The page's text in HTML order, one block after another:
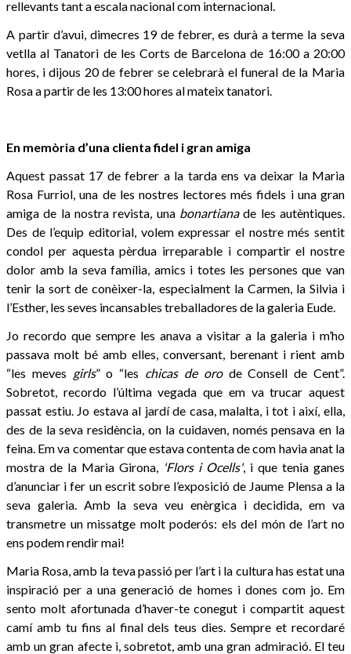
rellevants tant a escala nacional com internacional.
A partir d’avui, dimecres 19 de febrer, es durà a terme la seva
vetlla al Tanatori de les Corts de Barcelona de 16:00 a 20:00
hores, i dijous 20 de febrer se celebrarà el funeral de la Maria
Rosa a partir de les 13:00 hores al mateix tanatori.
En memòria d’una clienta fidel i gran amiga
Aquest passat 17 de febrer a la tarda ens va deixar la Maria
Rosa Furriol, una de les nostres lectores més fidels i una gran
amiga de la nostra revista, una bonartianade les autèntiques.
Des de l’equip editorial, volem expressar el nostre més sentit
condol per aquesta pèrdua irreparable i compartir el nostre
dolor amb la seva família, amics i totes les persones que van
tenir la sort de conèixer-la, especialment la Carmen, la Silvia i
l’Esther, les seves incansables treballadores de la galeria Eude.
Jo recordo que sempre les anava a visitar a la galeria i m’ho
passava molt bé amb elles, conversant, berenant i rient amb
“les meves girls” o “les chicas de orode Consell de Cent”.
Sobretot, recordo l’última vegada que em va trucar aquest
passat estiu. Jo estava al jardí de casa, malalta, i tot i així, ella,
des de la seva residència, on la cuidaven, només pensava en la
feina. Em va comentar que estava contenta de com havia anat la
mostra de la Maria Girona,
'Flors i Ocells', i que tenia ganes
d’anunciar i fer un escrit sobre l’exposició de Jaume Plensa a la
seva galeria. Amb la seva veu enèrgica i decidida, em va
transmetre un missatge molt poderós: els del món de l’art no
ens podem rendir mai!
Maria Rosa, amb la teva passió per l’art i la cultura has estat una
inspiració per a una generació de homes i dones com jo. Em
sento molt afortunada d’haver-te conegut i compartit aquest
camí amb tu fins al final dels teus dies. Sempre et recordaré
amb un gran afecte i, sobretot, amb una gran admiració. El teu